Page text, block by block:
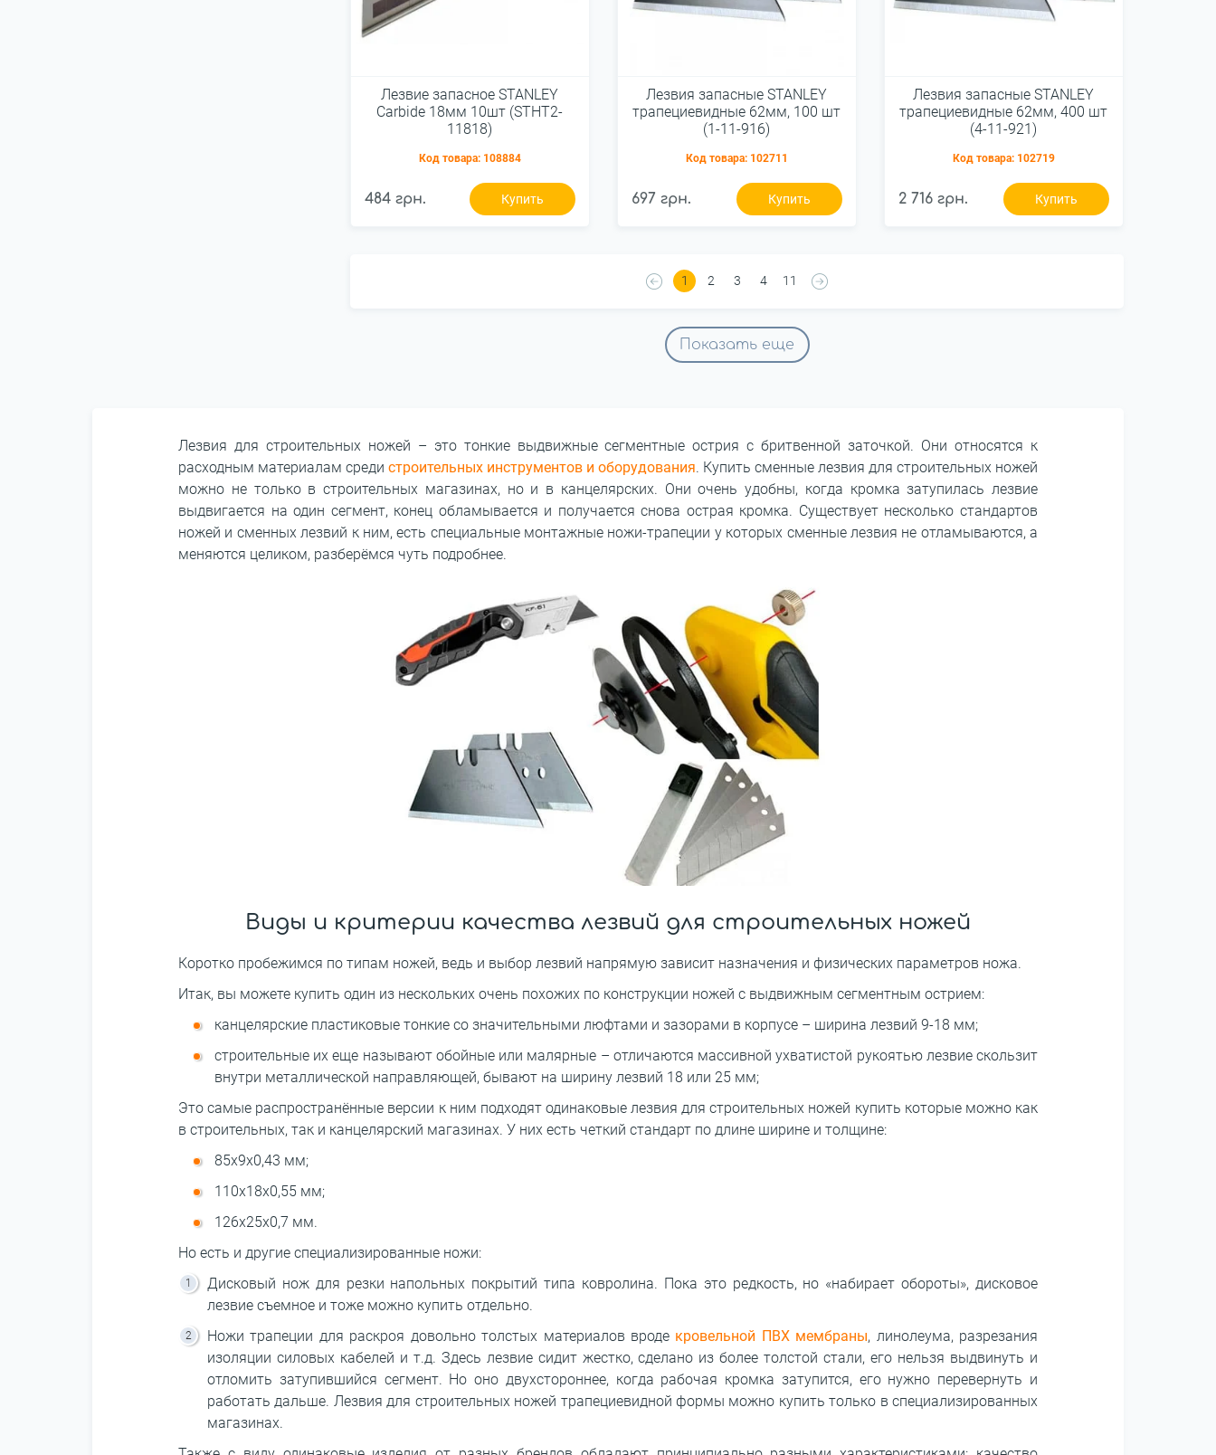
Лезвие запасное STANLEY
Carbide 18мм 10шт (STHT2-
11818)
Код товара: 108884
484 грн. Купить
Лезвия запасные STANLEY
трапециевидные 62мм, 100 шт
(1-11-916)
Код товара: 102711
697 грн. Купить
Лезвия запасные STANLEY
трапециевидные 62мм, 400 шт
(4-11-921)
Код товара: 102719
2 716 грн. Купить
1 2 3 4 11
Показать еще
Лезвия для строительных ножей – это тонкие выдвижные сегментные острия с бритвенной заточкой. Они относятся к
расходным материалам среди строительных инструментов и оборудования. Купить сменные лезвия для строительных ножей
можно не только в строительных магазинах, но и в канцелярских. Они очень удобны, когда кромка затупилась лезвие
выдвигается на один сегмент, конец обламывается и получается снова острая кромка. Существует несколько стандартов
ножей и сменных лезвий к ним, есть специальные монтажные ножи-трапеции у которых сменные лезвия не отламываются, а
меняются целиком, разберёмся чуть подробнее.
Виды и критерии качества лезвий для строительных ножей
Коротко пробежимся по типам ножей, ведь и выбор лезвий напрямую зависит назначения и физических параметров ножа.
Итак, вы можете купить один из нескольких очень похожих по конструкции ножей с выдвижным сегментным острием:
канцелярские пластиковые тонкие со значительными люфтами и зазорами в корпусе – ширина лезвий 9-18 мм;
строительные их еще называют обойные или малярные – отличаются массивной ухватистой рукоятью лезвие скользит
внутри металлической направляющей, бывают на ширину лезвий 18 или 25 мм;
Это самые распространённые версии к ним подходят одинаковые лезвия для строительных ножей купить которые можно как
в строительных, так и канцелярский магазинах. У них есть четкий стандарт по длине ширине и толщине:
85х9х0,43 мм;
110х18х0,55 мм;
126х25х0,7 мм.
Но есть и другие специализированные ножи:
Дисковый нож для резки напольных покрытий типа ковролина. Пока это редкость, но «набирает обороты», дисковое
лезвие съемное и тоже можно купить отдельно.
Ножи трапеции для раскроя довольно толстых материалов вродекровельной ПВХ мембраны, линолеума, разрезания
изоляции силовых кабелей и т.д. Здесь лезвие сидит жестко, сделано из более толстой стали, его нельзя выдвинуть и
отломить затупившийся сегмент. Но оно двухстороннее, когда рабочая кромка затупится, его нужно перевернуть и
работать дальше. Лезвия для строительных ножей трапециевидной формы можно купить только в специализированных
магазинах.